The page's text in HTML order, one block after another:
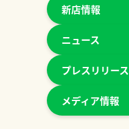
新店情報
ニュース
プレスリリース
メディア情報